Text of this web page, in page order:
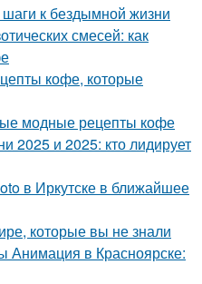
шаги к бездымной жизни
смесей: как
кофе, которые
модные рецепты кофе
2025 и 2025: кто лидирует
в Иркутске в ближайшее
которые вы не знали
Анимация в Красноярске: